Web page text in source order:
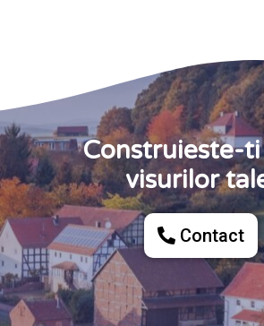
Construieste-ti
visurilor
Contact